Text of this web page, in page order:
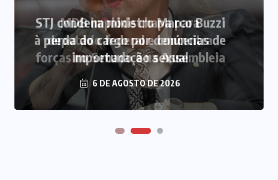
MDB implode chapa para
deputado federal e concentra
forças no Senado e na Assembleia
6 DE AGOSTO DE 2026